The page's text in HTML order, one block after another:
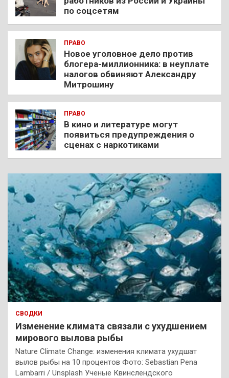
по соцсетям
ПРАВО
Новое уголовное дело против
блогера-миллионника: в неуплате
налогов обвиняют Александру
Митрошину
ПРАВО
В кино и литературе могут
появиться предупреждения о
сценах с наркотиками
СВОДКИ
Изменение климата связали с ухудшением
мирового вылова рыбы
Nature Climate Change: изменения климата ухудшат
вылов рыбы на 10 процентов Фото: Sebastian Pena
Lambarri / Unsplash Ученые Квинслендского